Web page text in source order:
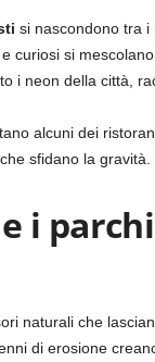
si nascondono tra
curiosi si
i neon della città,
alcuni dei
sfidano la gravità.
i
naturali che
di erosione